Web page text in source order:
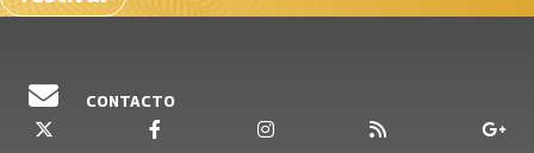
CONTACTO